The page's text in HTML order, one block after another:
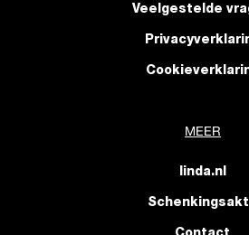
Veelgestelde
MEER
linda.nl